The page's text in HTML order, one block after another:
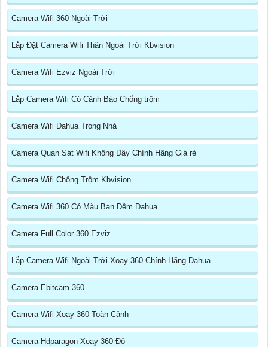
Camera Wifi 360 Ngoài Trời
Lắp Đặt Camera Wifi Thân Ngoài Trời Kbvision
Camera Wifi Ezviz Ngoài Trời
Lắp Camera Wifi Có Cảnh Báo Chống trộm
Camera Wifi Dahua Trong Nhà
Camera Quan Sát Wifi Không Dây Chính Hãng Giá rẻ
Camera Wifi Chống Trộm Kbvision
Camera Wifi 360 Có Màu Ban Đêm Dahua
Camera Full Color 360 Ezviz
Lắp Camera Wifi Ngoài Trời Xoay 360 Chính Hãng Dahua
Camera Ebitcam 360
Camera Wifi Xoay 360 Toàn Cảnh
Camera Hdparagon Xoay 360 Độ